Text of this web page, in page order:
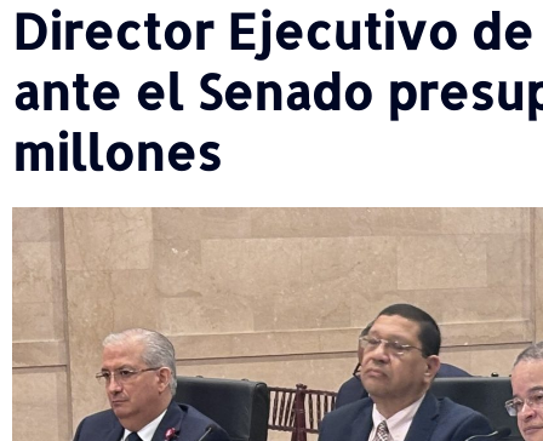
Director Ejecutivo de
ante el Senado
millones